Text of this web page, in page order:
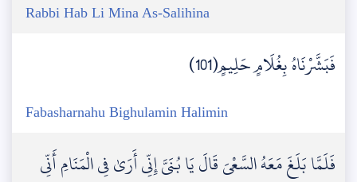
Rabbi Hab Li Mina As-Salihina
فَبَشَّرْنَاهُ بِغُلَامٍ حَلِيمٍ(101)
Fabasharnahu Bighulamin Halimin
فَلَمَّا بَلَغَ مَعَهُ السَّعْيَ قَالَ يَا بُنَيَّ إِنِّي أَرَىٰ فِي الْمَنَامِ أَنِّي